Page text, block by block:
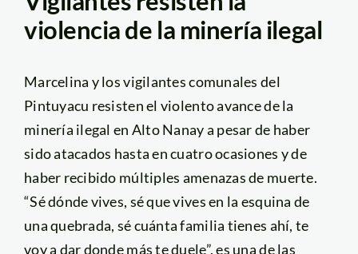
violencia de la minería ilegal
Marcelina y los vigilantes comunales del
Pintuyacu resisten el violento avance de la
minería ilegal en Alto Nanay a pesar de haber
sido atacados hasta en cuatro ocasiones y de
haber recibido múltiples amenazas de muerte.
“Sé dónde vives, sé que vives en la esquina de
una quebrada, sé cuánta familia tienes ahí, te
voy a dar donde más te duele”, es una de las